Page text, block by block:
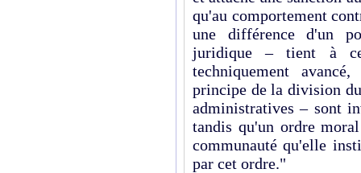
qu'au comportement
une différence d'un
juridique – tient à
techniquement
principe de la division
administratives – sont
tandis qu'un ordre
communauté qu'elle
par cet ordre."